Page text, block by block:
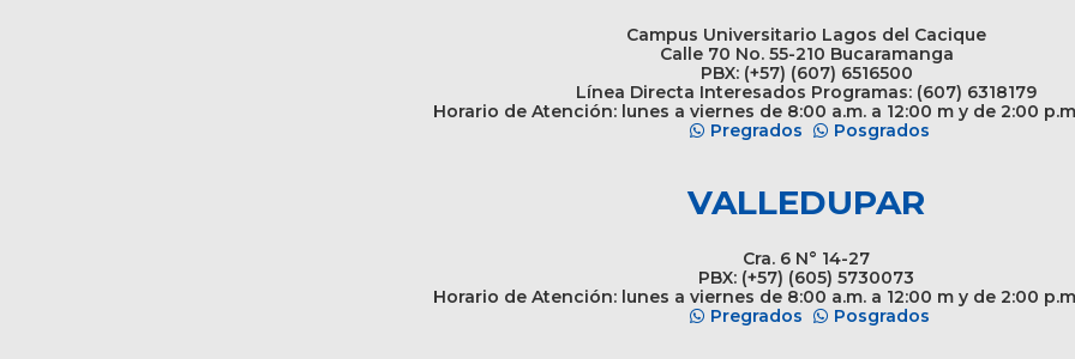
Campus Universitario Lagos del Cacique
Calle 70 No. 55-210 Bucaramanga
PBX: (+57) (607) 6516500
Línea Directa Interesados Programas: (607) 6318179
Horario de Atención: lunes a viernes de 8:00 a.m. a 12:00 m y de 2:00
Pregrados
Posgrados
VALLEDUPAR
Cra. 6 N° 14-27
PBX: (+57) (605) 5730073
Horario de Atención: lunes a viernes de 8:00 a.m. a 12:00 m y de 2:00
Pregrados
Posgrados